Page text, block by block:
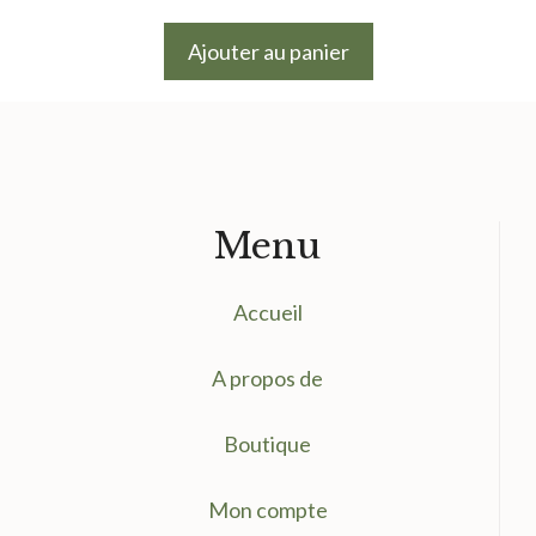
initial
Ajouter au panier
Menu
Accueil
A propos de
Boutique
Mon compte